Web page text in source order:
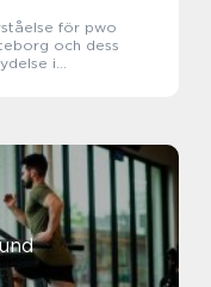
för pwo
och dess
i